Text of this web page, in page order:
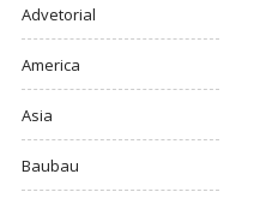
Advetorial
America
Asia
Baubau